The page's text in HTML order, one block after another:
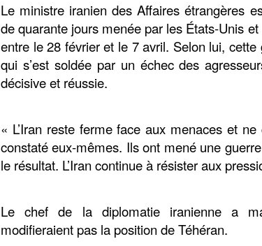
Le ministre iranien des Affaires étrangères
de quarante jours menée par les États-Unis
entre le 28 février et le 7 avril. Selon lui,
qui s’est soldée par un échec des
décisive et réussie.
« L’Iran reste ferme face aux menaces et
constaté eux-mêmes. Ils ont mené une
le résultat. L’Iran continue à résister aux
Le chef de la diplomatie iranienne a
modifieraient pas la position de Téhéran.